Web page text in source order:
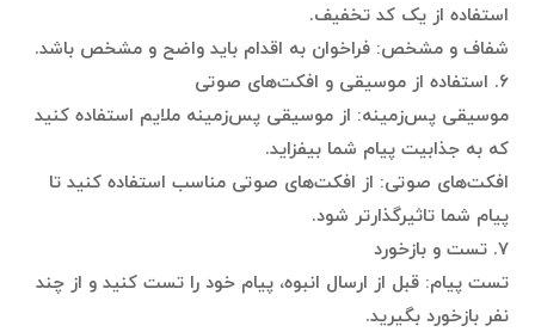
استفاده از یک کد تخفیف.
شفاف و مشخص: فراخوان به اقدام باید واضح و مشخص باشد.
۶. استفاده از موسیقی و افکت‌های صوتی
موسیقی پس‌زمینه: از موسیقی پس‌زمینه ملایم استفاده کنید
که به جذابیت پیام شما بیفزاید.
افکت‌های صوتی: از افکت‌های صوتی مناسب استفاده کنید تا
پیام شما تاثیرگذارتر شود.
۷. تست و بازخورد
تست پیام: قبل از ارسال انبوه، پیام خود را تست کنید و از چند
نفر بازخورد بگیرید.